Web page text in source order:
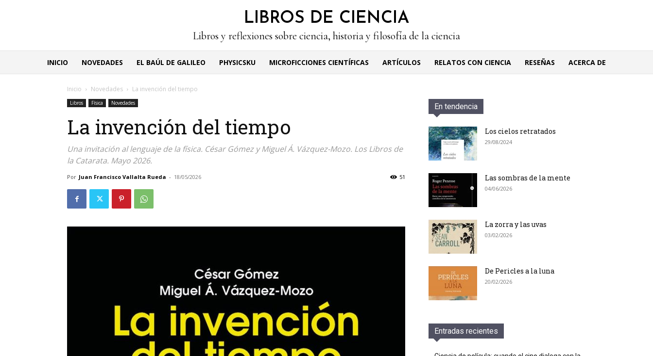
LIBROS DE CIENCIA
Libros y reflexiones sobre ciencia, historia y filosofía de la ciencia
INICIO NOVEDADES EL BAÚL DE GALILEO PHYSICSKU MICROFICCIONES CIENTÍFICAS ARTÍCULOS RELATOS CON CIENCIA RESEÑAS ACERCA DE
Inicio Novedades La invención del tiempo
Libros Física Novedades
La invención del tiempo
Una invitación al lenguaje de la física. César Gómez y Miguel Á. Vázquez-Mozo. Los Libros de
la Catarata. Mayo 2026.
Por Juan Francisco Vallalta Rueda - 18/05/2026 51
En tendencia
Los cielos retratados
29/08/2024
Las sombras de la mente
04/06/2026
La zorra y las uvas
03/02/2026
De Pericles a la luna
20/02/2026
Entradas recientes